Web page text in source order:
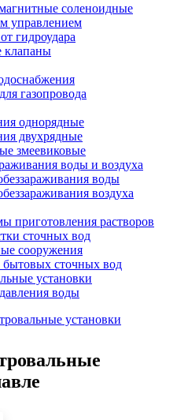
соленоидные
управлением
гидроудара
клапаны
газопровода
однорядные
двухрядные
змеевиковые
воды и воздуха
воды
воздуха
приготовления растворов
сточных вод
сооружения
сточных вод
установки
воды
установки